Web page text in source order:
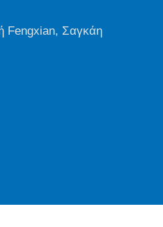
Fengxian, Σαγκάη